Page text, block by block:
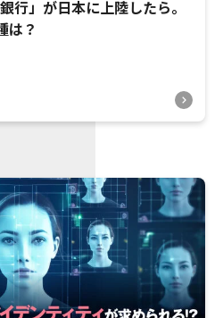
行」が日本に上陸したら。
は？